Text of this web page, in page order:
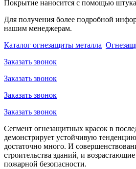
Покрытие наносится с помощью
Для получения более подробной
нашим менеджерам.
Каталог огнезащиты металла
Заказать звонок
Заказать звонок
Заказать звонок
Заказать звонок
Сегмент огнезащитных красок в
демонстрирует устойчивую
достаточно много. И
строительства зданий, и
пожарной безопасности.